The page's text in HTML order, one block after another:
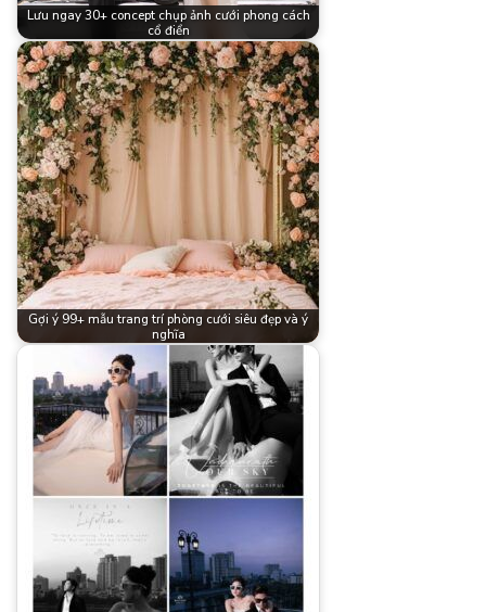
Lưu ngay 30+ concept chụp ảnh cưới phong cách
cổ điển
Gợi ý 99+ mẫu trang trí phòng cưới siêu đẹp và ý
nghĩa